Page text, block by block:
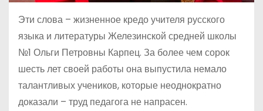
Эти слова – жизненное кредо учителя русского
языка и литературы Железинской средней школы
№1 Ольги Петровны Карпец. За более чем сорок
шесть лет своей работы она выпустила немало
талантливых учеников, которые неоднократно
доказали – труд педагога не напрасен.